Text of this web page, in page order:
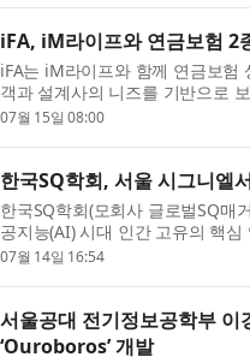
iFA, iM라이프와 연금보험 2
iFA는 iM라이프와 함께 연금보험
객과 설계사의 니즈를 기반으로
07월 15일 08:00
한국SQ학회, 서울 시그니엘
한국SQ학회(모회사 글로벌SQ매
공지능(AI) 시대 인간 고유의 핵
07월 14일 16:54
서울공대 전기정보공학부
‘Ouroboros’ 개발